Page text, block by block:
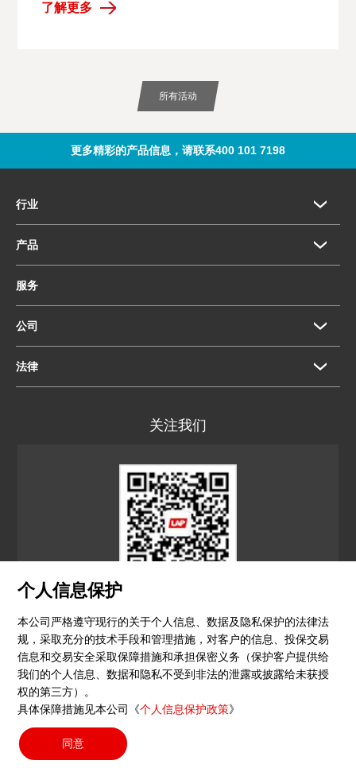
个人信息保护
本公司严格遵守现行的关于个人信息、数据及隐私保护的法律法
规，采取充分的技术手段和管理措施，对客户的信息、投保交易
信息和交易安全采取保障措施和承担保密义务（保护客户提供给
我们的个人信息、数据和隐私不受到非法的泄露或披露给未获授
权的第三方）。
具体保障措施见本公司《个人信息保护政策》
同意
了解更多
所有活动
更多精彩的产品信息，请联系400 101 7198
行业
产品
服务
公司
法律
关注我们
© 2026 镭尔谱激光应用技术（上海）有限公司
隐私政策 印记沪ICP备15051604号-4 （沪）-非经营
性-2023-0290
Search